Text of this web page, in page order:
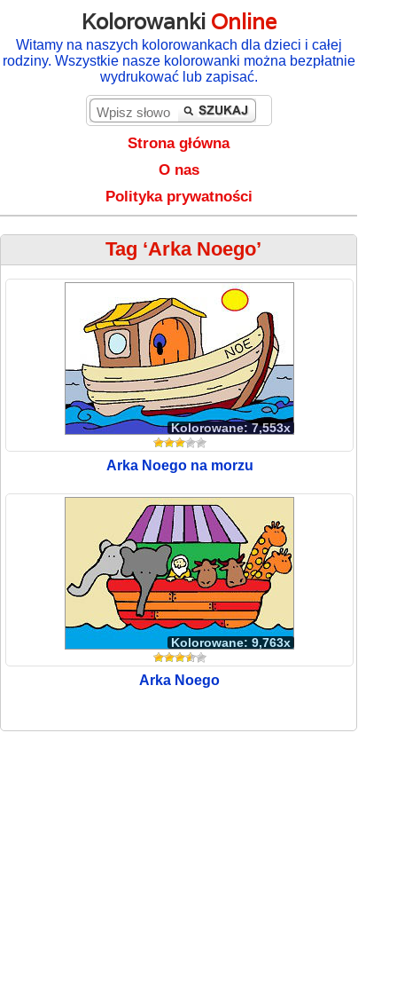
Kolorowanki Online
Witamy na naszych kolorowankach dla dzieci i całej
rodziny. Wszystkie nasze kolorowanki można bezpłatnie
wydrukować lub zapisać.
Strona główna
O nas
Polityka prywatności
Tag ‘Arka Noego’
Kolorowane: 7,553x
Arka Noego na morzu
Kolorowane: 9,763x
Arka Noego